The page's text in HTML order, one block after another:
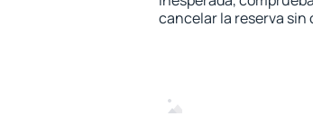
cancelar la reserva sin